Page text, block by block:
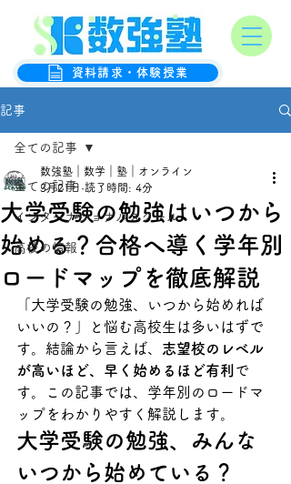
数強塾
オンライン数学克服塾
資料請求・体験授業
記事
全ての記事
インターナショナルスクール
高校の情報
全ての記事
大学受験の勉強はいつから
始める？合格へ導く学年別
ロードマップを徹底解説
数強塾｜数学｜塾｜オンライン
3月21日 読了時間: 4分
「大学受験の勉強、いつから始めれば
いいの？」と悩む高校生は多いはずで
す。結論から言えば、 志望校のレベル
が高いほど、早く始めるほど有利 で
す。この記事では、学年別のロードマ
ップをわかりやすく解説します。
大学受験の勉強、みんな
いつから始めている？